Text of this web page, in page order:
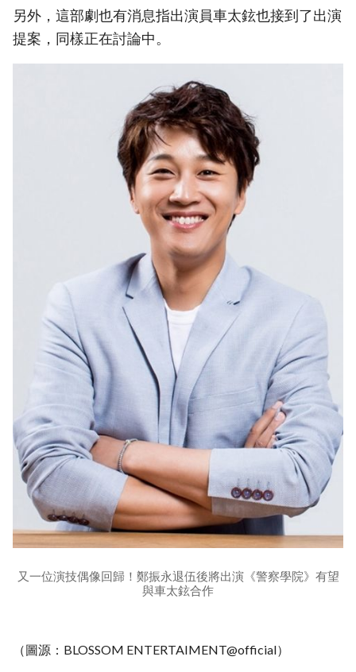
另外，這部劇也有消息指出演員車太鉉也接到了出演
提案，同樣正在討論中。
又一位演技偶像回歸！鄭振永退伍後將出演《警察學院》有望
與車太鉉合作
（圖源：BLOSSOM ENTERTAIMENT@official）